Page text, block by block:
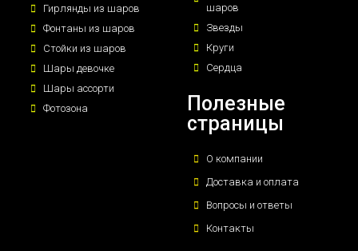
Гирлянды из шаров
Фонтаны из шаров
Стойки из шаров
Шары девочке
Шары ассорти
Фотозона
шаров
Звезды
Круги
Сердца
Полезные
страницы
О компании
Доставка и оплата
Вопросы и ответы
Контакты